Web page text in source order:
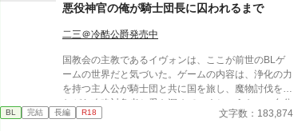
悪役神官の俺が騎士団長に囚われるまで
二三＠冷酷公爵発売中
国教会の主教であるイヴォンは、ここが前世のBLゲ
ームの世界だと気づいた。ゲームの内容は、浄化の力
を持つ主人公が騎士団と共に国を旅し、魔物討伐をし
ながら攻略対象者と愛を深めていくというもの。自分
は悪役神官であり、主人公が誰とも結ばれないノーマ
BL 完結 長編 R18 文字数：183,874